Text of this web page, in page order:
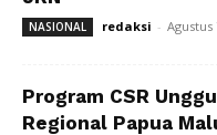
NASIONAL redaksi - Agustus
Program CSR
Regional Papua